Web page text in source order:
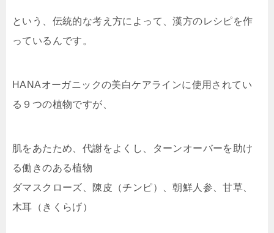
という、伝統的な考え方によって、漢方のレシピを作
っているんです。
HANAオーガニックの美白ケアラインに使用されてい
る９つの植物ですが、
肌をあたため、代謝をよくし、ターンオーバーを助け
る働きのある植物
ダマスクローズ、陳皮（チンピ）、朝鮮人参、甘草、
木耳（きくらげ）